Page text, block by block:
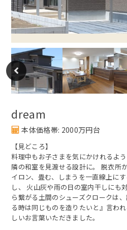
dream
本体価格帯: 2000万円台
【見どころ】
料理中もお子さまを気にかけれるよ
隣の和室を見渡せる設計に。 脱衣所
イロン、畳む、しまうを一直線上に
し、 火山灰や雨の日の室内干しにも
ら繋がる土間のシューズクロークは
る時は同じものを造りたいと』言わ
しいお言葉いただきました。